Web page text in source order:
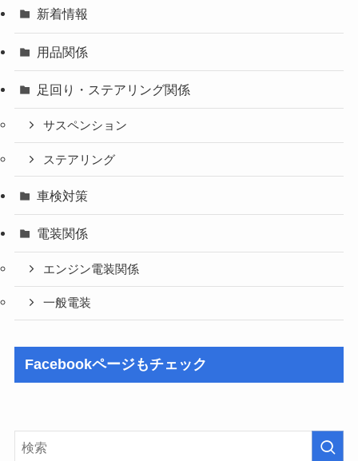
新着情報
用品関係
足回り・ステアリング関係
サスペンション
ステアリング
車検対策
電装関係
エンジン電装関係
一般電装
Facebookページもチェック